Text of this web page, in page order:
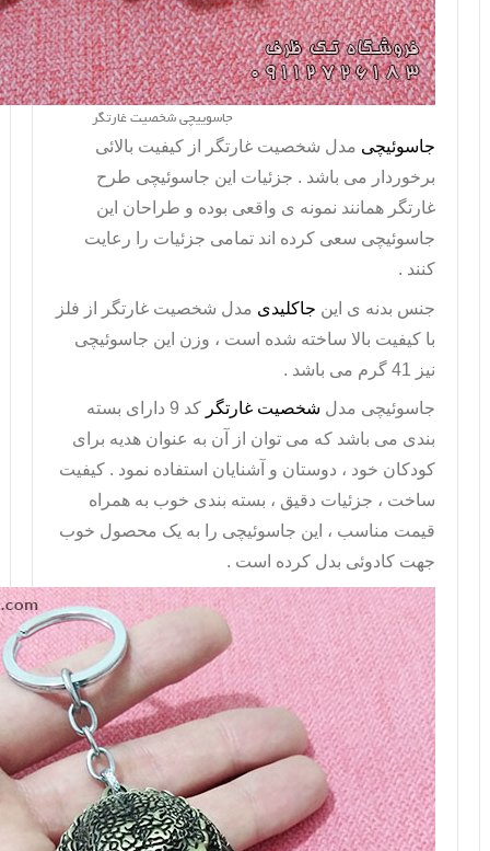
جاسوییچی شخصیت غارتگر
جاسوئیچی مدل شخصیت غارتگر از کیفیت بالائی
برخوردار می باشد . جزئیات این جاسوئیچی طرح
غارتگر همانند نمونه ی واقعی بوده و طراحان این
جاسوئیچی سعی کرده اند تمامی جزئیات را رعایت
کنند .
جنس بدنه ی این جاکلیدی مدل شخصیت غارتگر از فلز
با کیفیت بالا ساخته شده است ، وزن این جاسوئیچی
نیز 41 گرم می باشد .
جاسوئیچی مدل شخصیت غارتگر
کد 9 دارای بسته
بندی می باشد که می توان از آن به عنوان هدیه برای
کودکان خود ، دوستان و آشنایان استفاده نمود . کیفیت
ساخت ، جزئیات دقیق ، بسته بندی خوب به همراه
قیمت مناسب ، این جاسوئیچی را به یک محصول خوب
جهت کادوئی بدل کرده است .